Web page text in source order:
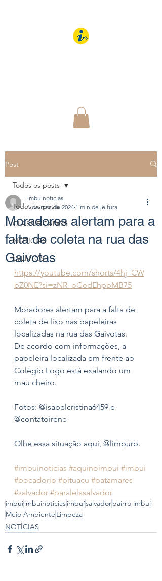
Post
Todos os posts
CLASSIFICADOS
NOTÍCIAS
EVENTOS
Todos os posts
Moradores alertam para a
falta de coleta na rua das
Gaivotas
imbuinoticias
1 de mar. de 2024 1 min de leitura
https://youtube.com/shorts/4hj_CW
bZ0NE?si=zNR_oGedEhpbMB75
Moradores alertam para a falta de
coleta de lixo nas papeleiras
localizadas na rua das Gaivotas.
De acordo com informações, a
papeleira localizada em frente ao
Colégio Logo está exalando um
mau cheiro.
Fotos: @isabelcristina6459 e
@contatoirene
Olhe essa situação aqui, @limpurb.
#imbuinoticias #aquinoimbui #imbui
#bocadorio #pituacu #patamares
#salvador #paralelasalvador
imbuiimbuinoticiasimbuísalvadorbairro imbui
Meio Ambiente Limpeza
NOTÍCIAS